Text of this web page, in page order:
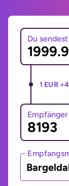
Du sendest
1 EUR =